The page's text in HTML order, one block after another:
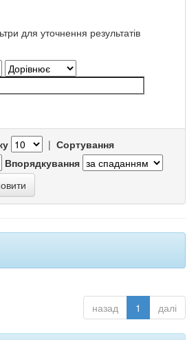
для уточнення результатів
| Сортування
Впорядкування
назад 1 далі